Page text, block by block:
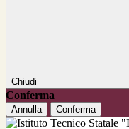
Chiudi
Conferma
Annulla Conferma